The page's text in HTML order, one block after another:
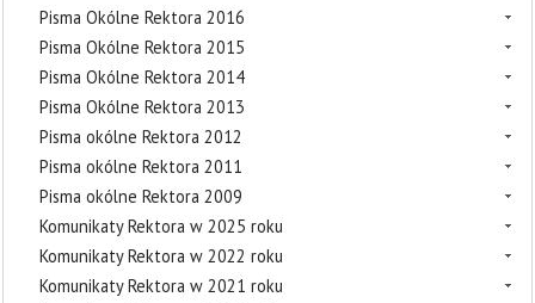
Pisma Okólne Rektora 2016
Pisma Okólne Rektora 2015
Pisma Okólne Rektora 2014
Pisma Okólne Rektora 2013
Pisma okólne Rektora 2012
Pisma okólne Rektora 2011
Pisma okólne Rektora 2009
Komunikaty Rektora w 2025 roku
Komunikaty Rektora w 2022 roku
Komunikaty Rektora w 2021 roku